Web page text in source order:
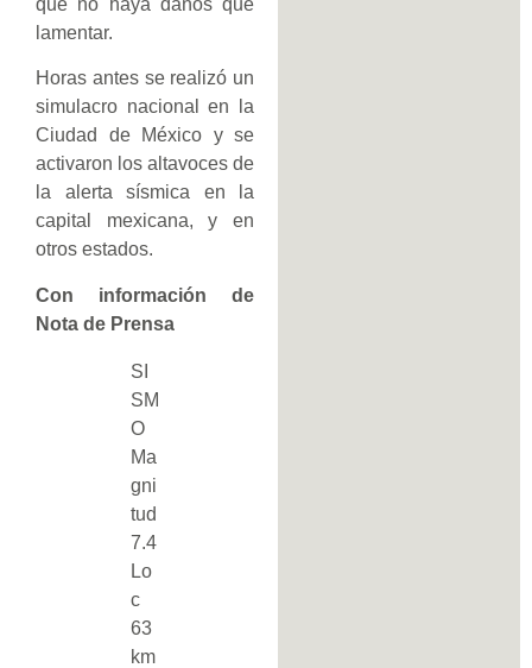
lamentar.
Horas antes se realizó un
simulacro nacional en la
Ciudad de México y se
activaron los altavoces de
la alerta sísmica en la
capital mexicana, y en
otros estados.
Con información de
Nota de Prensa
SI
SM
O
Ma
gni
tud
7.4
Lo
c
63
km